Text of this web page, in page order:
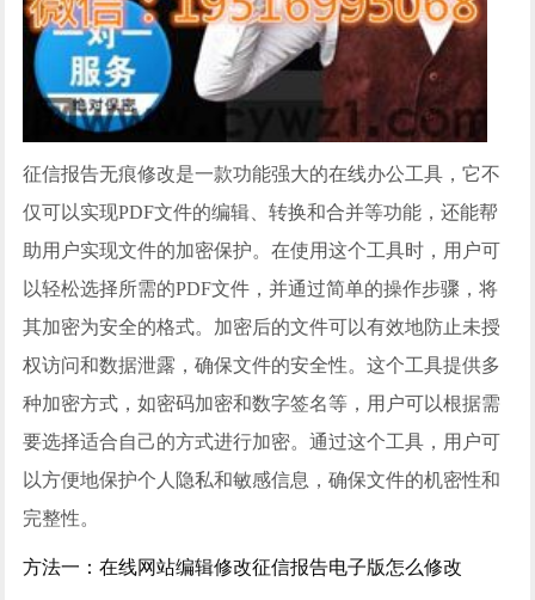
征信报告无痕修改是一款功能强大的在线办公工具，它不
仅可以实现PDF文件的编辑、转换和合并等功能，还能帮
助用户实现文件的加密保护。在使用这个工具时，用户可
以轻松选择所需的PDF文件，并通过简单的操作步骤，将
其加密为安全的格式。加密后的文件可以有效地防止未授
权访问和数据泄露，确保文件的安全性。这个工具提供多
种加密方式，如密码加密和数字签名等，用户可以根据需
要选择适合自己的方式进行加密。通过这个工具，用户可
以方便地保护个人隐私和敏感信息，确保文件的机密性和
完整性。
方法一：在线网站编辑修改征信报告电子版怎么修改